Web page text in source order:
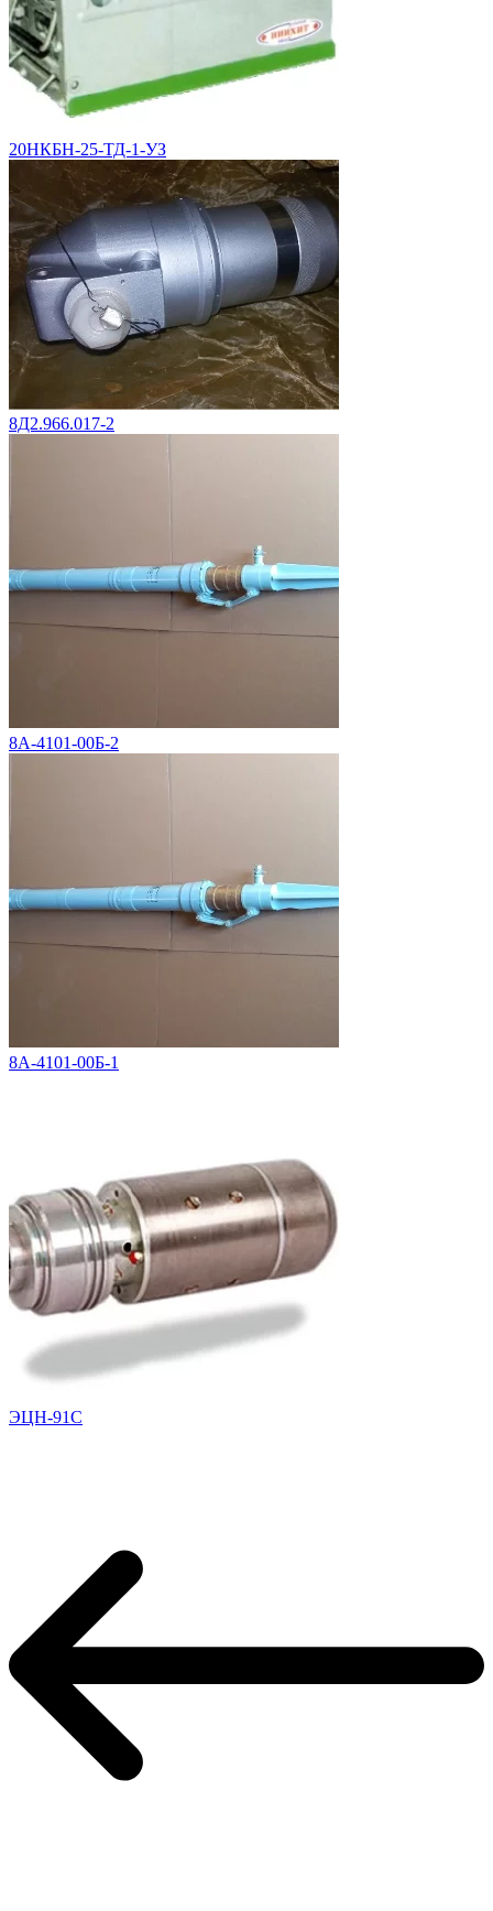
20НКБН-25-ТД-1-УЗ
8Д2.966.017-2
8А-4101-00Б-2
8А-4101-00Б-1
ЭЦН-91С